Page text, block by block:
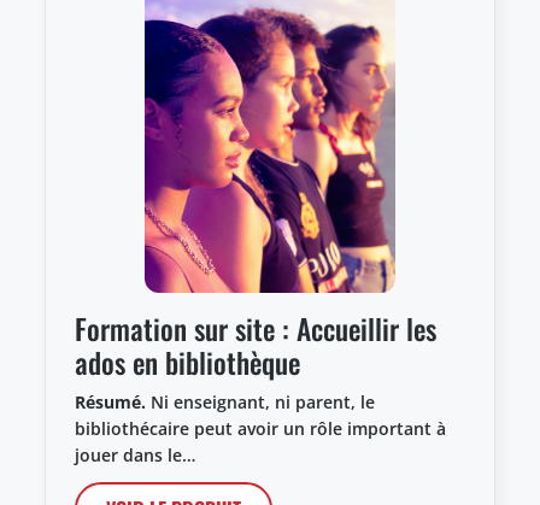
Formation sur site : Accueillir les
ados en bibliothèque
Résumé. Ni enseignant, ni parent, le
bibliothécaire peut avoir un rôle important à
jouer dans le…